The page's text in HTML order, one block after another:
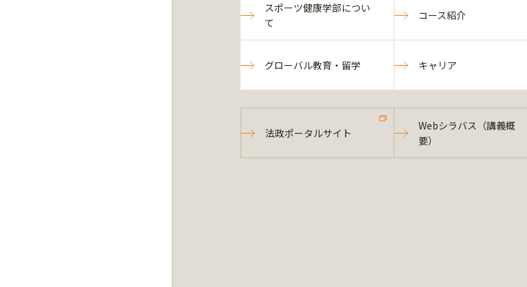
スポーツ健康学部につい
て
コース紹介
グローバル教育・留学 キャリア
法政ポータルサイト
Webシラバス（講義概
要）